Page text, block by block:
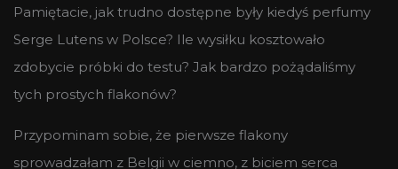
Pamiętacie, jak trudno dostępne były kiedyś perfumy
Serge Lutens w Polsce? Ile wysiłku kosztowało
zdobycie próbki do testu? Jak bardzo pożądaliśmy
tych prostych flakonów?
Przypominam sobie, że pierwsze flakony
sprowadzałam z Belgii w ciemno, z biciem serca